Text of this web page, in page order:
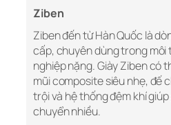
Ziben
Ziben đến từ Hàn Quốc là
cấp, chuyên dùng trong
nghiệp nặng. Giày Ziben có
mũi composite siêu nhẹ, đế
trội và hệ thống đệm khí
chuyển nhiều.